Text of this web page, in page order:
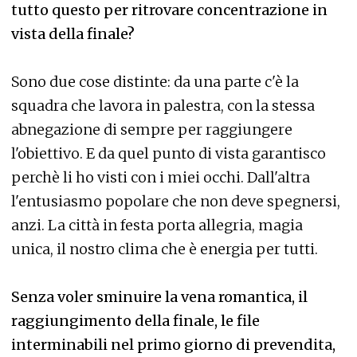
tutto questo per ritrovare concentrazione in
vista della finale?
Sono due cose distinte: da una parte c'è la
squadra che lavora in palestra, con la stessa
abnegazione di sempre per raggiungere
l'obiettivo. E da quel punto di vista garantisco
perchè li ho visti con i miei occhi. Dall'altra
l'entusiasmo popolare che non deve spegnersi,
anzi. La città in festa porta allegria, magia
unica, il nostro clima che è energia per tutti.
Senza voler sminuire la vena romantica, il
raggiungimento della finale, le file
interminabili nel primo giorno di prevendita,